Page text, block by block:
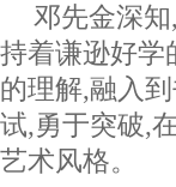
邓先金深
持着谦逊好学
的理解,融入
试,勇于突破,
艺术风格。